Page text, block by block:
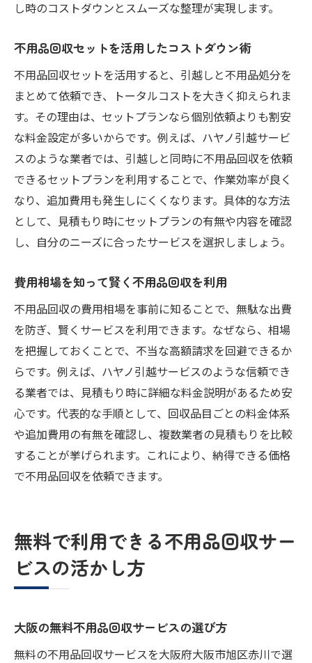
し時のコストダウンとスムーズな整理が実現します。
不用品回収セットを活用したコストダウン術
不用品回収セットを活用すると、引越しと不用品処分を
まとめて依頼でき、トータルコストを大きく抑えられま
す。その理由は、セットプランなら個別依頼よりも割安
な料金設定が多いからです。例えば、ハヤノ引越サービ
スのような業者では、引越しと同時に不用品回収を依頼
できるセットプランを利用することで、作業効率が良く
なり、追加費用も発生しにくくなります。具体的な方法
として、見積もり時にセットプランの有無や内容を確認
し、自分のニーズに合ったサービスを選択しましょう。
費用相場を知って賢く不用品回収を利用
不用品回収の費用相場を事前に知ることで、無駄な出費
を防ぎ、賢くサービスを利用できます。なぜなら、相場
を把握しておくことで、不当な高額請求を回避できるか
らです。例えば、ハヤノ引越サービスのような信頼でき
る業者では、見積もり時に詳細な料金説明があるため安
心です。代表的な手順として、回収品目ごとの料金体系
や追加費用の有無を確認し、複数業者の見積もりを比較
することが挙げられます。これにより、納得できる価格
で不用品回収を依頼できます。
無料で利用できる不用品回収サー
ビスの活かし方
大阪の無料不用品回収サービスの選び方
無料の不用品回収サービスを大阪府大阪市旭区赤川で選